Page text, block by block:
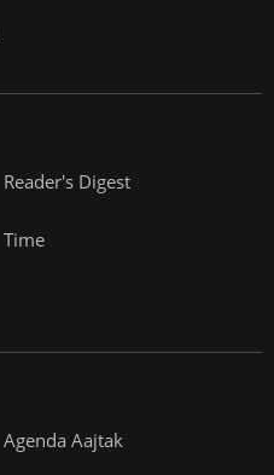
Reader's Digest
Time
Agenda Aajtak